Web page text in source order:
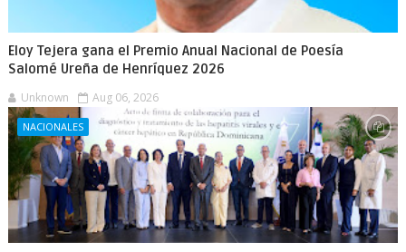
Eloy Tejera gana el Premio Anual Nacional de Poesía
Salomé Ureña de Henríquez 2026
Unknown Aug 06, 2026
NACIONALES